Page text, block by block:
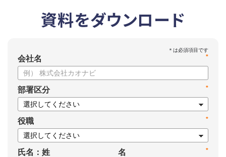
資料をダウンロード
*
会社名
*
部署区分
*
役職
氏名：姓 *
名